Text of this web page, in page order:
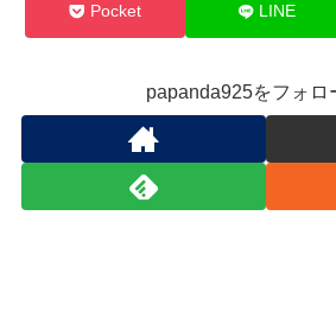
Pocket LINE
papanda925をフォロ